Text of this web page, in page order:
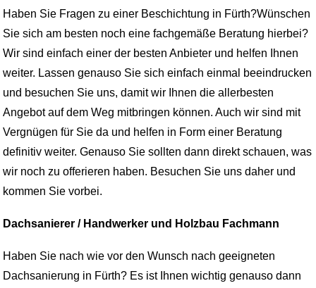
Haben Sie Fragen zu einer Beschichtung in Fürth?Wünschen
Sie sich am besten noch eine fachgemäße Beratung hierbei?
Wir sind einfach einer der besten Anbieter und helfen Ihnen
weiter. Lassen genauso Sie sich einfach einmal beeindrucken
und besuchen Sie uns, damit wir Ihnen die allerbesten
Angebot auf dem Weg mitbringen können. Auch wir sind mit
Vergnügen für Sie da und helfen in Form einer Beratung
definitiv weiter. Genauso Sie sollten dann direkt schauen, was
wir noch zu offerieren haben. Besuchen Sie uns daher und
kommen Sie vorbei.
Dachsanierer / Handwerker und Holzbau Fachmann
Haben Sie nach wie vor den Wunsch nach geeigneten
Dachsanierung in Fürth? Es ist Ihnen wichtig genauso dann